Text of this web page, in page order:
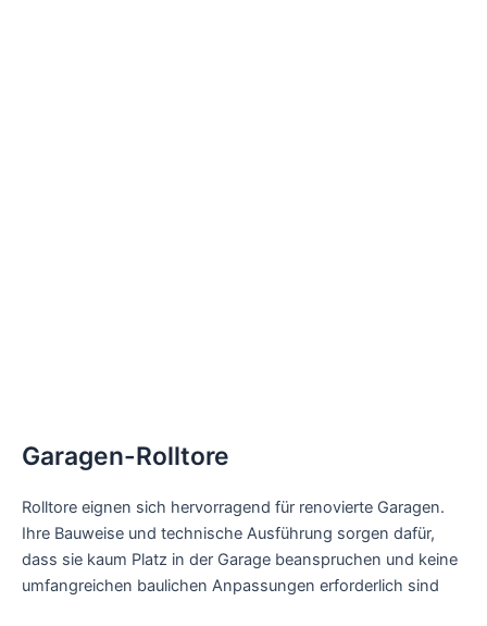
Garagen-Rolltore
Rolltore eignen sich hervorragend für renovierte Garagen.
Ihre Bauweise und technische Ausführung sorgen dafür,
dass sie kaum Platz in der Garage beanspruchen und keine
umfangreichen baulichen Anpassungen erforderlich sind